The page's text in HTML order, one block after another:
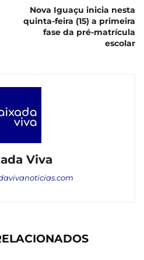
Nova Iguaçu inicia nesta
quinta-feira (15) a primeira
fase da pré-matrícula
escolar
Viva